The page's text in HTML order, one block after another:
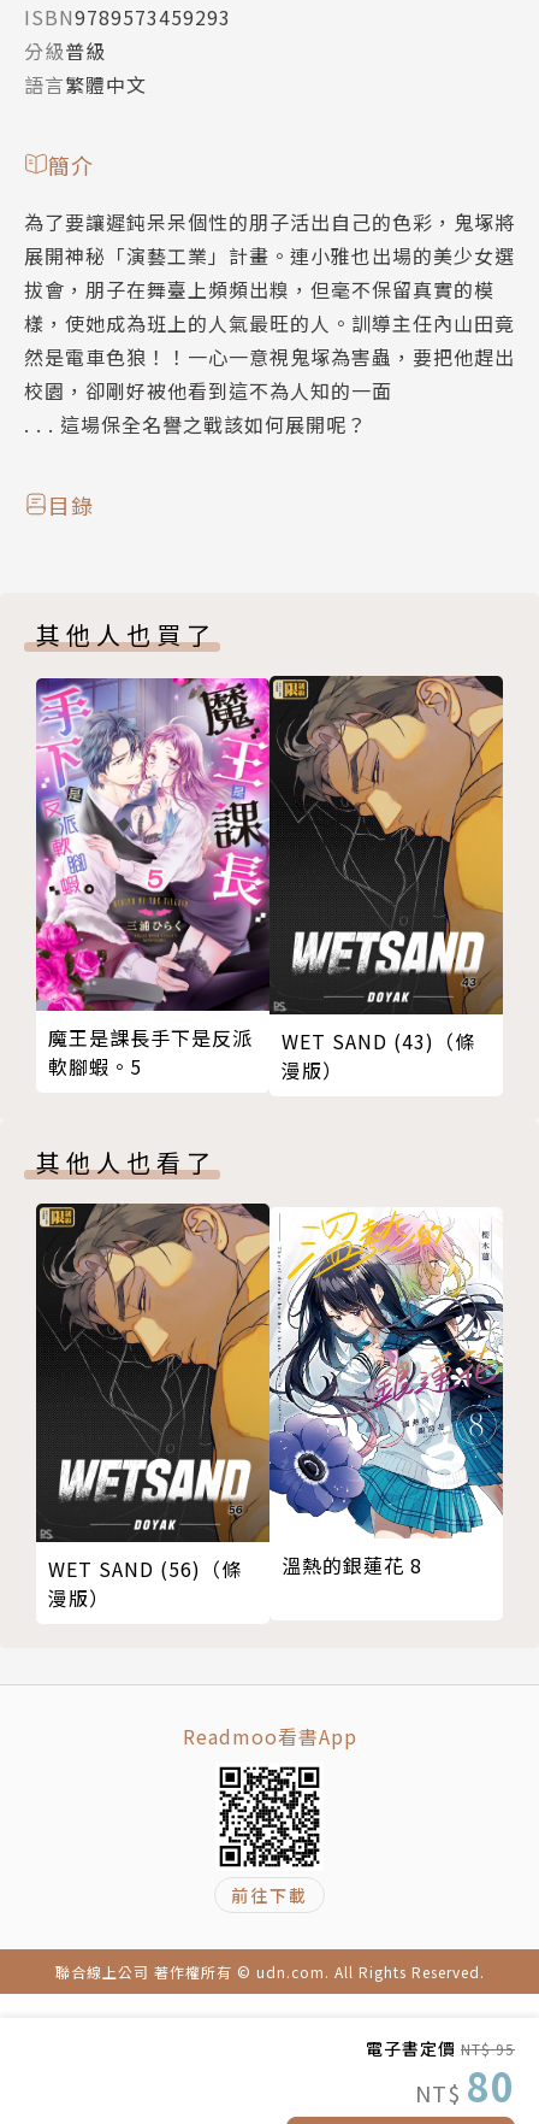
電子書定價 NT$ 95
NT$ 80
ISBN9789573459293
分級普級
語言繁體中文
簡介
為了要讓遲鈍呆呆個性的朋子活出自己的色彩，鬼塚將
展開神秘「演藝工業」計畫。連小雅也出場的美少女選
拔會，朋子在舞臺上頻頻出糗，但毫不保留真實的模
樣，使她成為班上的人氣最旺的人。訓導主任內山田竟
然是電車色狼！！一心一意視鬼塚為害蟲，要把他趕出
校園，卻剛好被他看到這不為人知的一面
. . . 這場保全名譽之戰該如何展開呢？
目錄
其他人也買了
魔王是課長手下是反派
軟腳蝦。5
WET SAND (43)（條
漫版）
其他人也看了
WET SAND (56)（條
漫版）
溫熱的銀蓮花 8
Readmoo看書App
前往下載
聯合線上公司 著作權所有 © udn.com. All Rights Reserved.